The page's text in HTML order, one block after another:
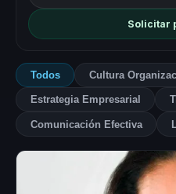
Solicitar
Todos Cultura
Estrategia Empresarial
Comunicación Efectiva